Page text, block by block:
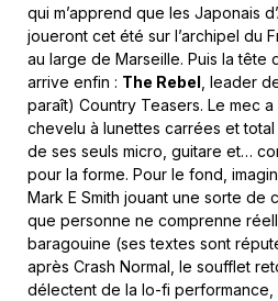
qui m’apprend que les Japonais
joueront cet été sur l’archipel du
au large de Marseille. Puis la tête
arrive enfin : The Rebel , leader
paraît) Country Teasers. Le mec
chevelu à lunettes carrées et
de ses seuls micro, guitare et…
pour la forme. Pour le fond,
Mark E Smith jouant une sorte de
que personne ne comprenne
baragouine (ses textes sont
après Crash Normal, le soufflet
délectent de la lo-fi performance,